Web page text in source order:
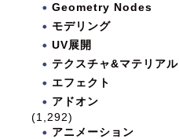
Geometry Nodes
モデリング
UV展開
テクスチャ&マテリアル
エフェクト
アドオン
(1,292)
アニメーション